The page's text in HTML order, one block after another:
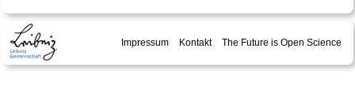
Impressum Kontakt The Future is Open Science